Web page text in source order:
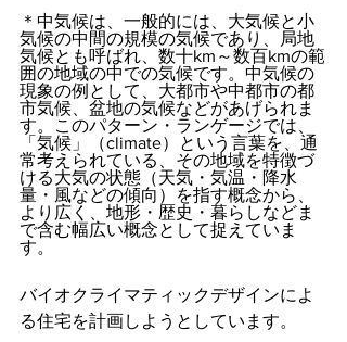
＊中気候は、一般的には、大気候と小
気候の中間の規模の気候であり、局地
気候とも呼ばれ、数十km～数百kmの範
囲の地域の中での気候です。中気候の
現象の例として、大都市や中都市の都
市気候、盆地の気候などがあげられま
す。このパターン・ランゲージでは、
「気候」（climate）という言葉を、通
常考えられている、その地域を特徴づ
ける大気の状態（天気・気温・降水
量・風などの傾向）を指す概念から、
より広く、地形・歴史・暮らしなどま
で含む幅広い概念として捉えていま
す。
バイオクライマティックデザインによ
る住宅を計画しようとしています。